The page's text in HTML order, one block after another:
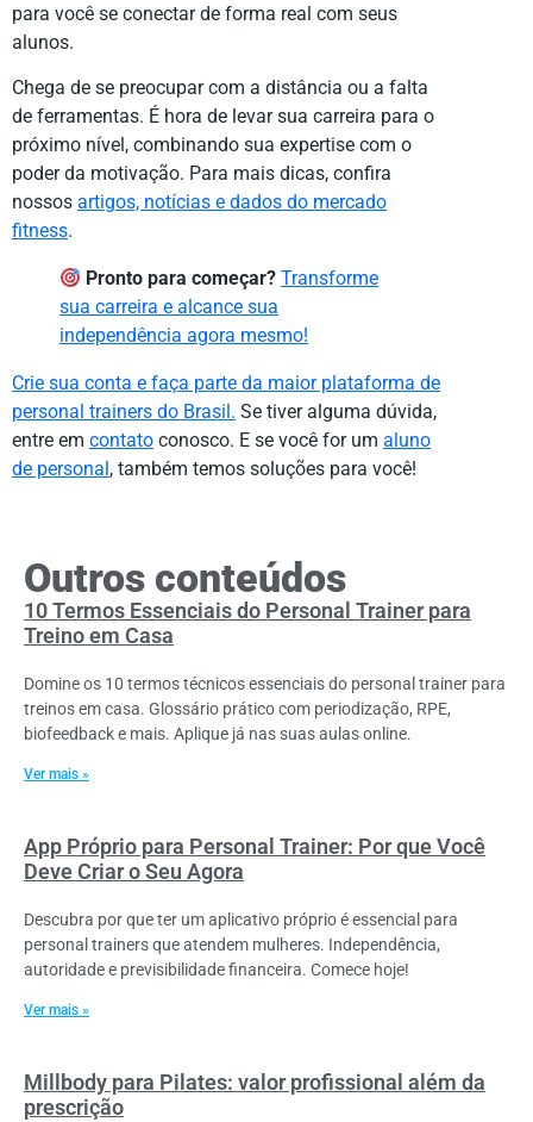
para você se conectar de forma real com seus
alunos.
Chega de se preocupar com a distância ou a falta
de ferramentas. É hora de levar sua carreira para o
próximo nível, combinando sua expertise com o
poder da motivação. Para mais dicas, confira
nossos artigos, notícias e dados do mercado
fitness.
Pronto para começar? Transforme
sua carreira e alcance sua
independência agora mesmo!
Crie sua conta e faça parte da maior plataforma de
personal trainers do Brasil. Se tiver alguma dúvida,
entre em contato conosco. E se você for um aluno
de personal , também temos soluções para você!
Outros conteúdos
10 Termos Essenciais do Personal Trainer para
Treino em Casa
Domine os 10 termos técnicos essenciais do personal trainer para
treinos em casa. Glossário prático com periodização, RPE,
biofeedback e mais. Aplique já nas suas aulas online.
Ver mais »
App Próprio para Personal Trainer: Por que Você
Deve Criar o Seu Agora
Descubra por que ter um aplicativo próprio é essencial para
personal trainers que atendem mulheres. Independência,
autoridade e previsibilidade financeira. Comece hoje!
Ver mais »
Millbody para Pilates: valor profissional além da
prescrição